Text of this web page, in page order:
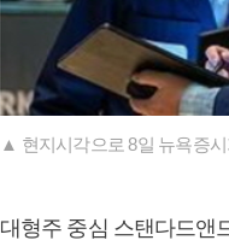
▲ 현지시각으로 8일 뉴욕증
대형주 중심 스탠다드앤